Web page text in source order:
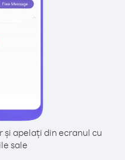
apelați din ecranul cu
sale